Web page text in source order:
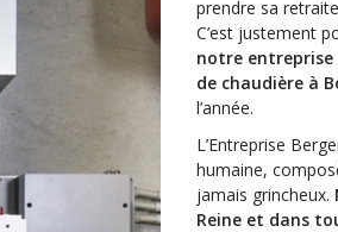
prendre sa
C’est justement
notre entreprise
de chaudière à
l’année.
L’Entreprise
humaine,
jamais grincheux.
Reine et dans